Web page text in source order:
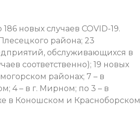
новых случаев COVID-19.
района; 23
обслуживающихся в
соответственно); 19 новых
районах; 7 – в
4 – в г. Мирном; по 3 – в
в Коношском и Красноборском